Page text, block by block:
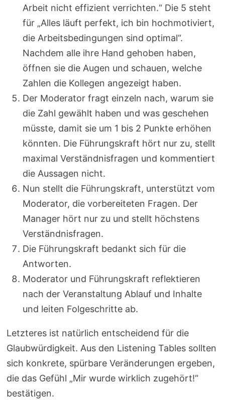
Arbeit nicht effizient verrichten.“ Die 5 steht
für „Alles läuft perfekt, ich bin hochmotiviert,
die Arbeitsbedingungen sind optimal“.
Nachdem alle ihre Hand gehoben haben,
öffnen sie die Augen und schauen, welche
Zahlen die Kollegen angezeigt haben.
Der Moderator fragt einzeln nach, warum sie
die Zahl gewählt haben und was geschehen
müsste, damit sie um 1 bis 2 Punkte erhöhen
könnten. Die Führungskraft hört nur zu, stellt
maximal Verständnisfragen und kommentiert
die Aussagen nicht.
Nun stellt die Führungskraft, unterstützt vom
Moderator, die vorbereiteten Fragen. Der
Manager hört nur zu und stellt höchstens
Verständnisfragen.
Die Führungskraft bedankt sich für die
Antworten.
Moderator und Führungskraft reflektieren
nach der Veranstaltung Ablauf und Inhalte
und leiten Folgeschritte ab.
Letzteres ist natürlich entscheidend für die
Glaubwürdigkeit. Aus den Listening Tables sollten
sich konkrete, spürbare Veränderungen ergeben,
die das Gefühl „Mir wurde wirklich zugehört!“
bestätigen.